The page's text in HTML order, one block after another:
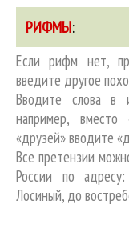
РИФМЫ:
Если рифм нет,
введите другое
Вводите слова в
например, вместо
«друзей» вводите
Все претензии
России по адресу:
Лосиный, до